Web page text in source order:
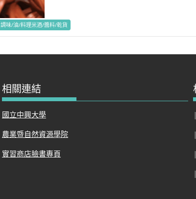
調味/油/料理米酒/醬料/乾貨
相關連結
國立中興大學
農業暨自然資源學院
實習商店臉書專頁
|
|
|
|